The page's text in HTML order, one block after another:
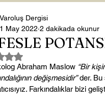
Varoluş Dergisi
1 May 2022 2 dakikada okunur
5 üzerinden NaN yıldız
Abraham Maslow “Bir
değişmesidir” der. Bu
Farkındalıklar bizi